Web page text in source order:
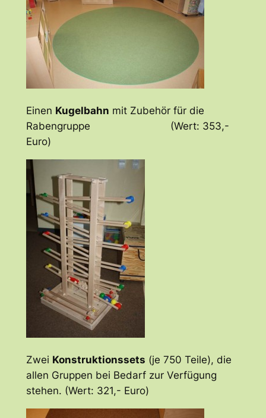
Einen Kugelbahn mit Zubehör für die
Rabengruppe (Wert: 353,-
Euro)
Zwei Konstruktionssets (je 750 Teile), die
allen Gruppen bei Bedarf zur Verfügung
stehen. (Wert: 321,- Euro)